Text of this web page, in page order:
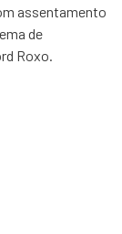
assentamento
de
Roxo.